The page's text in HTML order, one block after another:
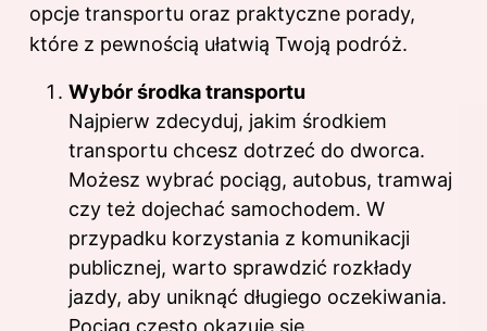
opcje transportu oraz praktyczne porady,
które z pewnością ułatwią Twoją podróż.
Wybór środka transportu
Najpierw zdecyduj, jakim środkiem
transportu chcesz dotrzeć do dworca.
Możesz wybrać pociąg, autobus, tramwaj
czy też dojechać samochodem. W
przypadku korzystania z komunikacji
publicznej, warto sprawdzić rozkłady
jazdy, aby uniknąć długiego oczekiwania.
Pociąg często okazuje się